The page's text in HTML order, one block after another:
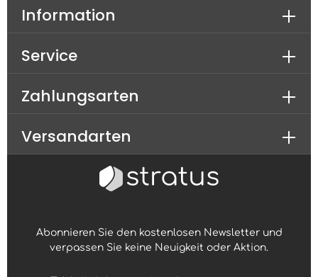
Abonnieren Sie den kostenlosen Newsletter und
verpassen Sie keine Neuigkeit oder Aktion.
Information
Service
Zahlungsarten
Versandarten